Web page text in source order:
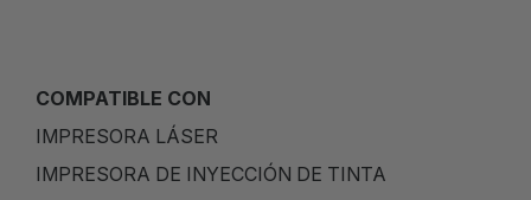
COMPATIBLE CON
IMPRESORA LÁSER
IMPRESORA DE INYECCIÓN DE TINTA